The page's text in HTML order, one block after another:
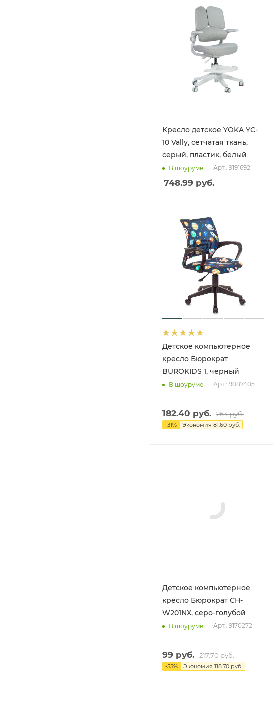
Кресло детское YOKA YC-
10 Vally, сетчатая ткань,
серый, пластик, белый
В шоуруме Арт.: 9191692
748.99 руб.
Детское компьютерное
кресло Бюрократ
BUROKIDS 1, черный
В шоуруме Арт.: 9087405
182.40 руб. 264руб.
-31% Экономия 81.60 руб.
Детское компьютерное
кресло Бюрократ CH-
W201NX, серо-голубой
В шоуруме Арт.: 9170272
99 руб. 217.70руб.
-55% Экономия 118.70 руб.